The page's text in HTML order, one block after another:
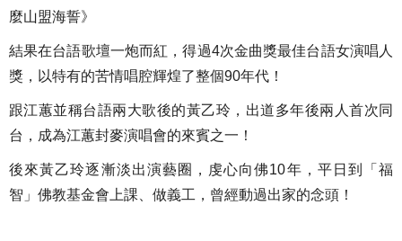
麼山盟海誓》
結果在台語歌壇一炮而紅，得過4次金曲獎最佳台語女演唱人
獎，以特有的苦情唱腔輝煌了整個90年代！
跟江蕙並稱台語兩大歌後的黃乙玲，出道多年後兩人首次同
台，成為江蕙封麥演唱會的來賓之一！
後來黃乙玲逐漸淡出演藝圈，虔心向佛10年，平日到「福
智」佛教基金會上課、做義工，曾經動過出家的念頭！